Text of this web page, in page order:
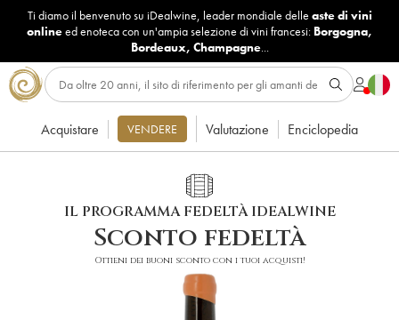
Ti diamo il benvenuto su iDealwine, leader mondiale delle aste di vini
onlineed enoteca con un'ampia selezione di vini francesi: Borgogna,
Bordeaux, Champagne...
Acquistare VENDERE Valutazione Enciclopedia
IL PROGRAMMA FEDELTÀ IDEALWINE
Sconto fedeltà
Ottieni dei buoni sconto con i tuoi acquisti!